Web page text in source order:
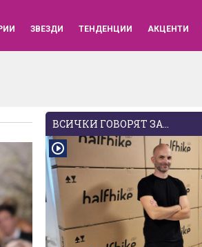
ЗВЕЗДИ ТЕНДЕНЦИИ АКЦЕНТИ
ВСИЧКИ ГОВОРЯТ ЗА...